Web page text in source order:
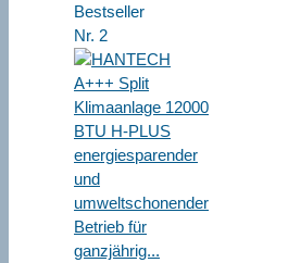
Bestseller
Nr. 2